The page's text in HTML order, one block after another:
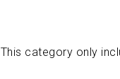
category only